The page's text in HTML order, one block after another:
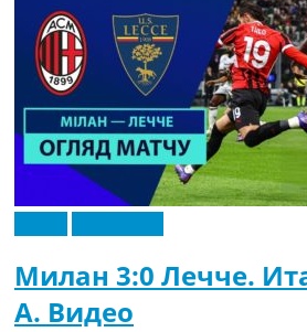
Милан 3:0 Лечче.
A. Видео